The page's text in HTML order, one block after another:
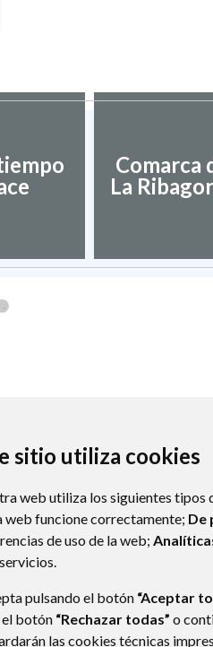
sitio utiliza cookies
web utiliza los siguientes tipos
web funcione correctamente; De
de uso de la web;
pulsando el botón “Aceptar
el botón “Rechazar todas” o
las cookies técnicas
Comarca
La